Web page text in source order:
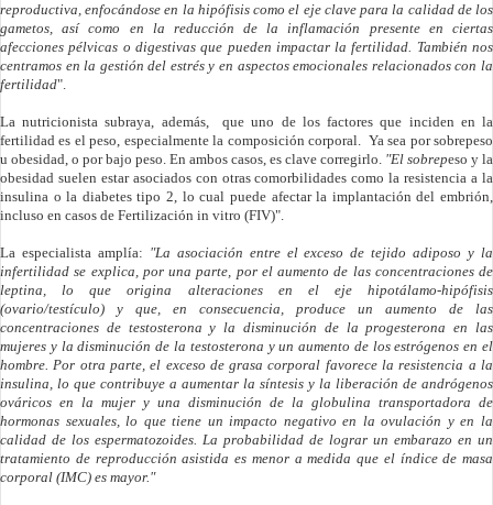
reproductiva, enfocándose en la hipófisis como el eje clave para la calidad de los
gametos, así como en la reducción de la inflamación presente en ciertas
afecciones pélvicas o digestivas que pueden impactar la fertilidad. También nos
centramos en la gestión del estrés y en aspectos emocionales relacionados con la
fertilidad".
La nutricionista subraya, además, que uno de los factores que inciden en la
fertilidad es el peso, especialmente la composición corporal. Ya sea por sobrepeso
u obesidad, o por bajo peso. En ambos casos, es clave corregirlo. "El sobrepeso y la
obesidad suelen estar asociados con otras comorbilidades como la resistencia a la
insulina o la diabetes tipo 2, lo cual puede afectar la implantación del embrión,
incluso en casos de Fertilización in vitro (FIV)".
La especialista amplía: "La asociación entre el exceso de tejido adiposo y la
infertilidad se explica, por una parte, por el aumento de las concentraciones de
leptina, lo que origina alteraciones en el eje hipotálamo-hipófisis
(ovario/testículo) y que, en consecuencia, produce un aumento de las
concentraciones de testosterona y la disminución de la progesterona en las
mujeres y la disminución de la testosterona y un aumento de los estrógenos en el
hombre. Por otra parte, el exceso de grasa corporal favorece la resistencia a la
insulina, lo que contribuye a aumentar la síntesis y la liberación de andrógenos
ováricos en la mujer y una disminución de la globulina transportadora de
hormonas sexuales, lo que tiene un impacto negativo en la ovulación y en la
calidad de los espermatozoides. La probabilidad de lograr un embarazo en un
tratamiento de reproducción asistida es menor a medida que el índice de masa
corporal (IMC) es mayor."